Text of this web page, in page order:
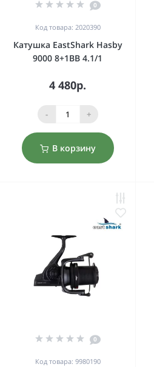
0
Код товара: 2020390
Катушка EastShark Hasby
9000 8+1BB 4.1/1
4 480р.
- +
В корзину
0
Код товара: 9980190